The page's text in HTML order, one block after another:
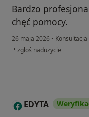
Bardzo
chęć pomocy.
26 maja 2026 •
• w opinii użytkownika AJ
zgłoś nadużycie
E EDYTA